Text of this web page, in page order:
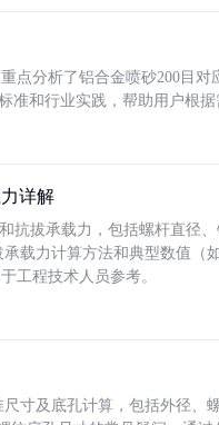
点分析了铝合金喷砂200目
准和行业实践，帮助用户根据
详解
抗拔承载力，包括螺杆直径
载力计算方法和典型数值（
工程技术人员参考。
寸及底孔计算，包括外径、